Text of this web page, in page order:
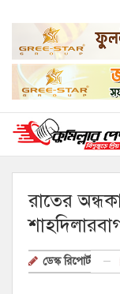
রাতের
ডেস্ক রিপোর্ট